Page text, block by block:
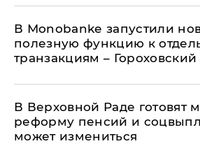
В Мonobankе запустили
полезную функцию к
транзакциям – Гороховский
В Верховной Раде готовят
реформу пенсий и
может измениться